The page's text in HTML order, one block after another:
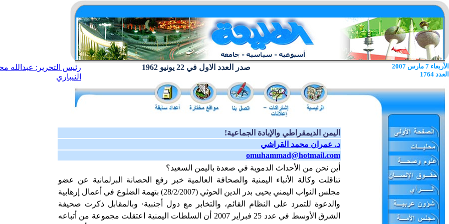
رئيس التحرير: عبدالله
النيباري
صدر العدد الاول في 22 يونيو 1962
الأربعاء 7 مارس 2007
العدد 1764
اليمن الديمقراطي والإبادة الجماعية!
د. عمران محمد القراشي
omuhammad@hotmail.com
أين نحن من الأحداث الدموية في صعدة باليمن السعيد؟
تناقلت وكالة الأنباء اليمنية والصحافة العالمية خبر رفع الحصانة البرلمانية عن عضو
مجلس النواب اليمني يحيى بدر الدين الحوثي (28/2/2007) بتهمة الضلوع في أعمال إرهابية
والدعوة للتمرد على النظام القائم، والتخابر مع دول أجنبية· وبالمقابل ذكرت صحيفة
الشرق الأوسط في عدد 25 فبراير 2007 أن السلطات اليمنية اعتقلت مجموعة من أتباعه